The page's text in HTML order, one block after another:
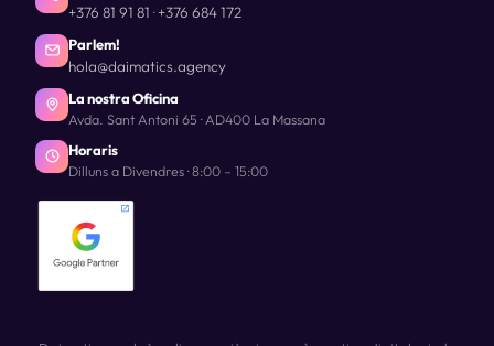
+376 81 91 81 ·+376 684 172
Parlem!
hola@daimatics.agency
La nostra Oficina
Avda. Sant Antoni 65 · AD400 La Massana
Horaris
Dilluns a Divendres · 8:00 – 15:00